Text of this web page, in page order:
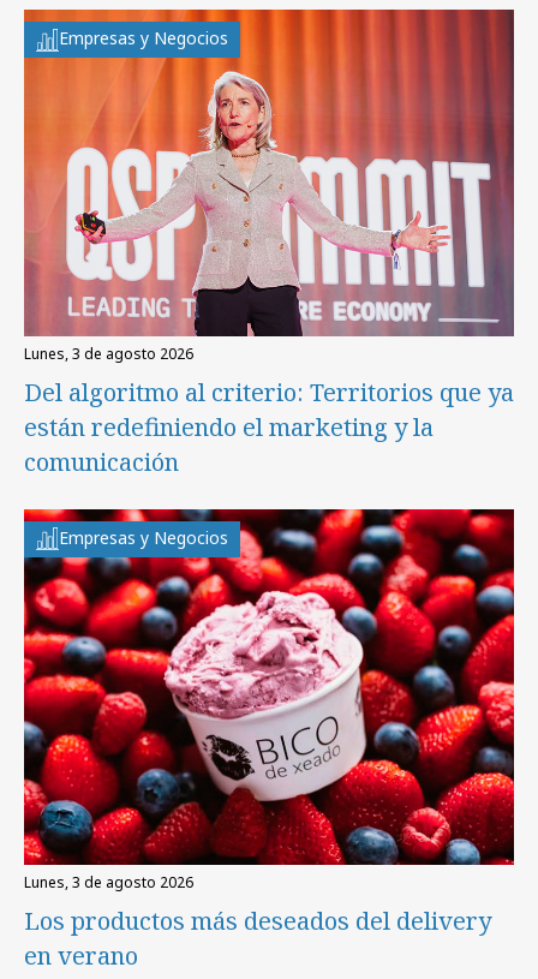
Empresas y Negocios
lunes, 3 de agosto 2026
Del algoritmo al criterio: Territorios que ya
están redefiniendo el marketing y la
comunicación
Empresas y Negocios
lunes, 3 de agosto 2026
Los productos más deseados del delivery
en verano